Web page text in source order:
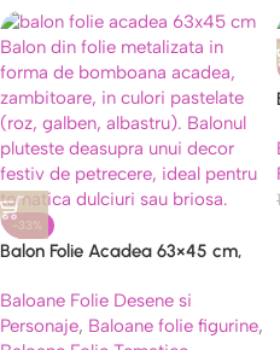
-33%
Balon Folie Acadea 63×45 cm,
Baloane Folie Desene si
Personaje, Baloane folie figurine,